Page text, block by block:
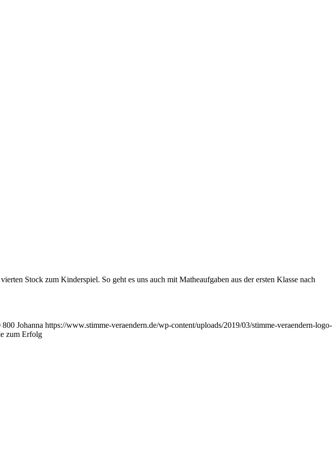
Stock zum Kinderspiel. So geht es uns auch mit Matheaufgaben aus der ersten Klasse nach
800 Johanna https://www.stimme-veraendern.de/wp-content/uploads/2019/03/stimme-veraendern-logo-
zum Erfolg